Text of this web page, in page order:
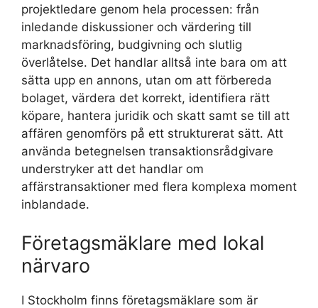
projektledare genom hela processen: från
inledande diskussioner och värdering till
marknadsföring, budgivning och slutlig
överlåtelse. Det handlar alltså inte bara om att
sätta upp en annons, utan om att förbereda
bolaget, värdera det korrekt, identifiera rätt
köpare, hantera juridik och skatt samt se till att
affären genomförs på ett strukturerat sätt. Att
använda betegnelsen transaktionsrådgivare
understryker att det handlar om
affärstransaktioner med flera komplexa moment
inblandade.
Företagsmäklare med lokal
närvaro
I Stockholm finns företagsmäklare som är